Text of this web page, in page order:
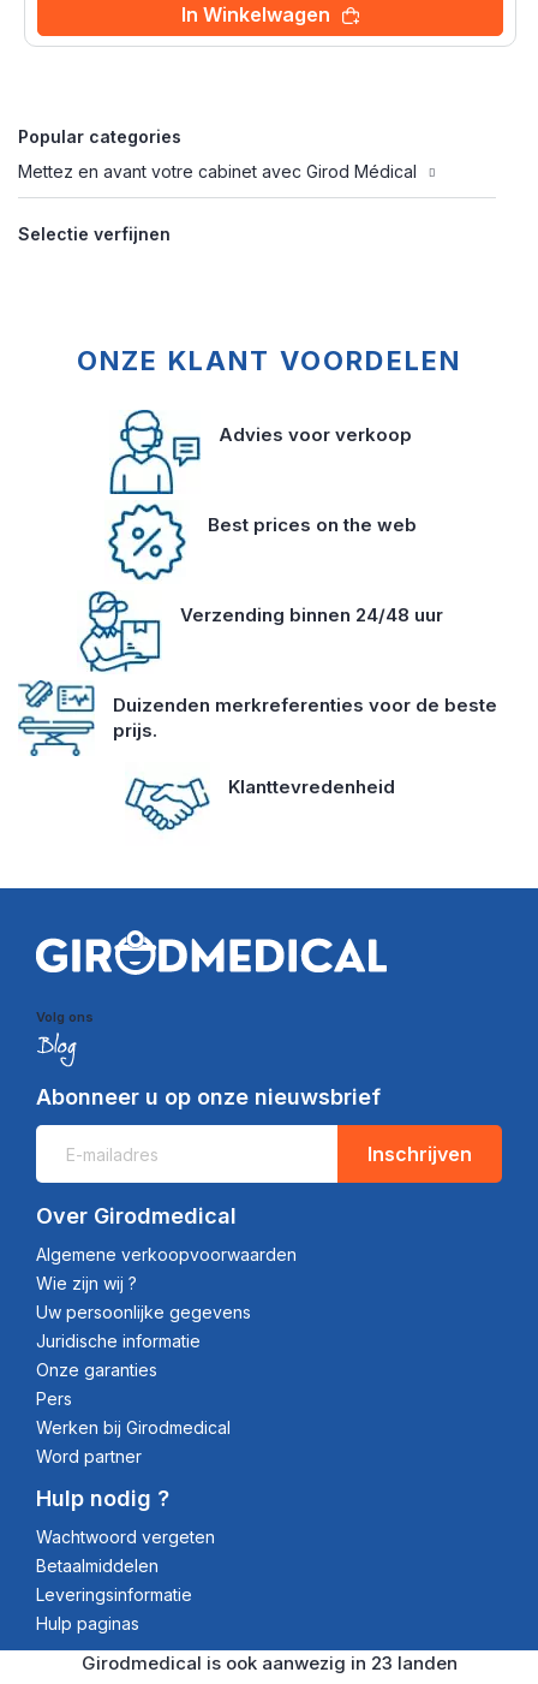
In Winkelwagen
Popular categories
Mettez en avant votre cabinet avec Girod Médical
Selectie verfijnen
ONZE KLANT VOORDELEN
Advies voor verkoop
Best prices on the web
Verzending binnen 24/48 uur
Duizenden merkreferenties voor de beste
prijs.
Klanttevredenheid
Volg ons
Abonneer u op onze nieuwsbrief
Inschrijven
Over Girodmedical
Algemene verkoopvoorwaarden
Wie zijn wij ?
Uw persoonlijke gegevens
Juridische informatie
Onze garanties
Pers
Werken bij Girodmedical
Word partner
Hulp nodig ?
Wachtwoord vergeten
Betaalmiddelen
Leveringsinformatie
Hulp paginas
Girodmedical is ook aanwezig in 23 landen